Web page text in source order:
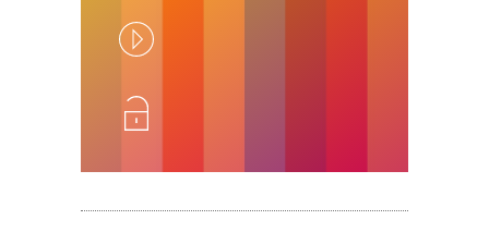
Play
Unlock